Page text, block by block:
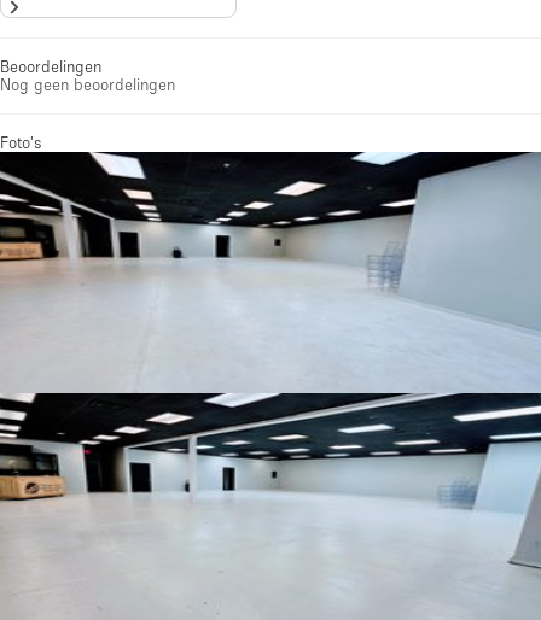
Beoordelingen
Nog geen beoordelingen
Foto's